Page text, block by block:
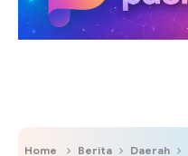
Home Berita Daerah